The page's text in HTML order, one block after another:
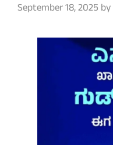
September 18, 2025 by